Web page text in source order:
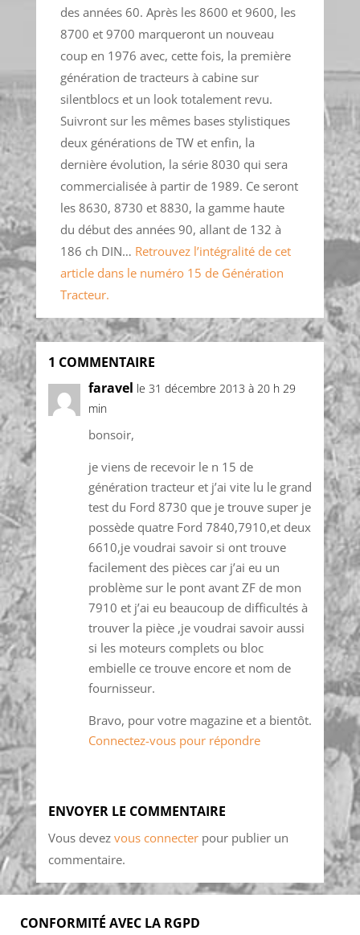
des années 60. Après les 8600 et 9600, les
8700 et 9700 marqueront un nouveau
coup en 1976 avec, cette fois, la première
génération de tracteurs à cabine sur
silentblocs et un look totalement revu.
Suivront sur les mêmes bases stylistiques
deux générations de TW et enfin, la
dernière évolution, la série 8030 qui sera
commercialisée à partir de 1989. Ce seront
les 8630, 8730 et 8830, la gamme haute
du début des années 90, allant de 132 à
186 ch DIN… Retrouvez l’intégralité de cet
article dans le numéro 15 de Génération
Tracteur.
1 COMMENTAIRE
faravel le 31 décembre 2013 à 20 h 29
min
bonsoir,
je viens de recevoir le n 15 de
génération tracteur et j’ai vite lu le grand
test du Ford 8730 que je trouve super je
possède quatre Ford 7840,7910,et deux
6610,je voudrai savoir si ont trouve
facilement des pièces car j’ai eu un
problème sur le pont avant ZF de mon
7910 et j’ai eu beaucoup de difficultés à
trouver la pièce ,je voudrai savoir aussi
si les moteurs complets ou bloc
embielle ce trouve encore et nom de
fournisseur.
Bravo, pour votre magazine et a bientôt.
Connectez-vous pour répondre
ENVOYER LE COMMENTAIRE
Vous devez vous connecterpour publier un
commentaire.
CONFORMITÉ AVEC LA RGPD